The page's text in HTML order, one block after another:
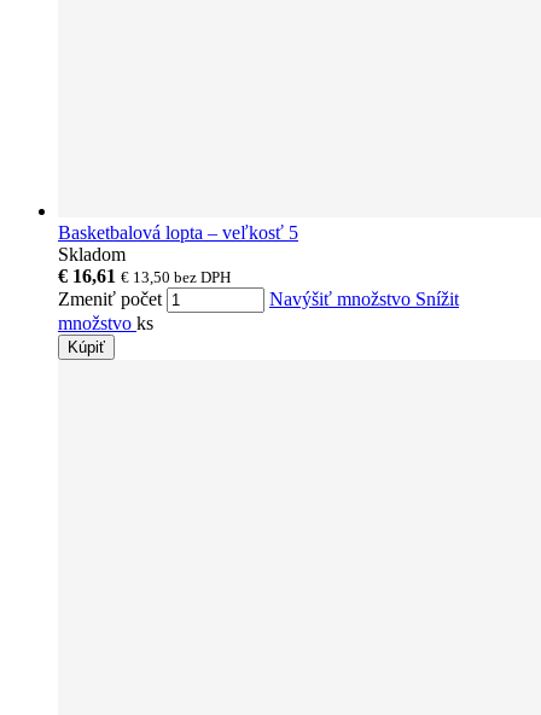
Basketbalová lopta – veľkosť 5
Skladom
€ 16,61 € 13,50 bez DPH
Zmeniť počet Navýšiť množstvo Snížit
množstvo ks
Kúpiť